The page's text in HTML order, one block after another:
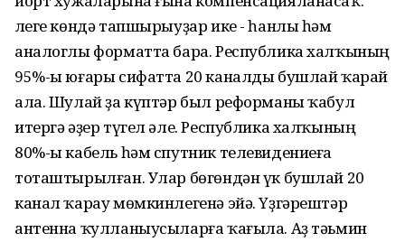
Әлеге көндә тапшырыуҙар ике - һанлы һәм
аналоглы форматта бара. Республика халҡының
95%-ы юғары сифатта 20 каналды бушлай ҡарай
ала. Шулай ҙа күптәр был реформаны ҡабул
итергә әҙер түгел әле. Республика халҡының
80%-ы кабель һәм спутник телевидениеға
тоташтырылған. Улар бөгөндән үк бушлай 20
канал ҡарау мөмкинлегенә эйә. Үҙгәрештәр
антенна ҡулланыусыларға ҡағыла. Аҙ тәьмин